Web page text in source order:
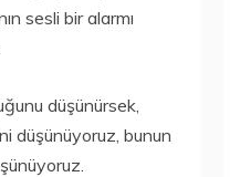
sesli bir alarmı
düşünürsek,
düşünüyoruz, bunun